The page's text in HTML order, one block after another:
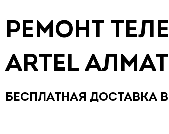
РЕМОНТ
ARTEL
БЕСПЛАТНАЯ ДОСТАВКА